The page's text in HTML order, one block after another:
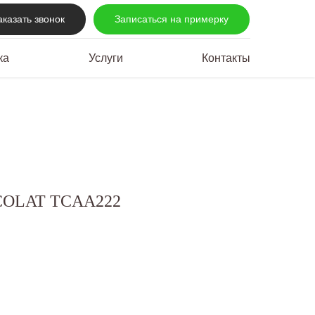
звонок Записаться на примерку
Услуги Контакты
TCAA222